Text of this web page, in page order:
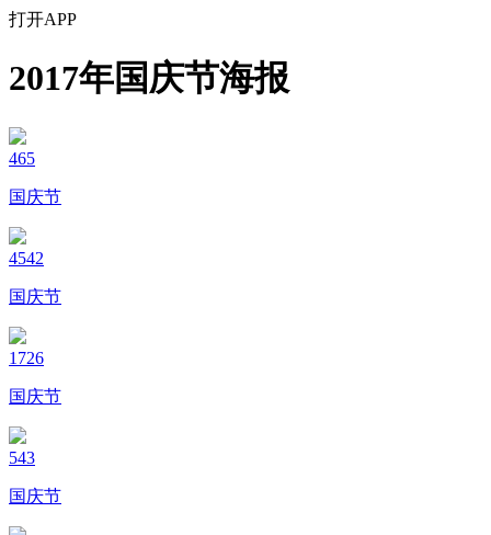
打开APP
2017年国庆节海报
465
国庆节
4542
国庆节
1726
国庆节
543
国庆节